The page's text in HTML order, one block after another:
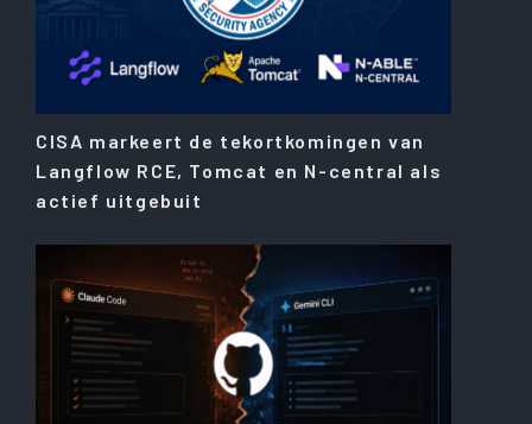
CISA markeert de tekortkomingen van
Langflow RCE, Tomcat en N-central als
actief uitgebuit